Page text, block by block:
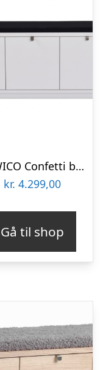
ROWICO Confetti bænk – hvidlakeret træ/sort stofhynde, m. 3 skuffer
kr. 4.299,00
Gå til shop